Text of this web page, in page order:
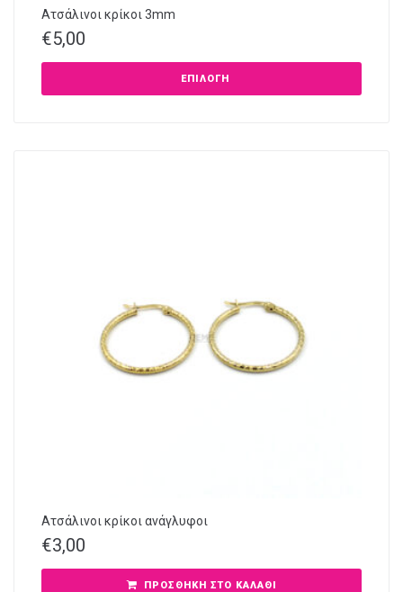
Ατσάλινοι κρίκοι 3mm
€5,00
ΕΠΙΛΟΓΉ
Ατσάλινοι κρίκοι ανάγλυφοι
€3,00
ΠΡΟΣΘΉΚΗ ΣΤΟ ΚΑΛΆΘΙ